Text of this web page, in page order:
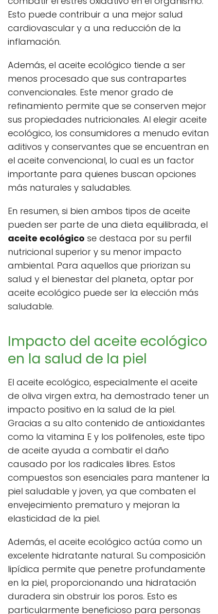
Esto puede contribuir a una mejor salud
cardiovascular y a una reducción de la
inflamación.
Además, el aceite ecológico tiende a ser
menos procesado que sus contrapartes
convencionales. Este menor grado de
refinamiento permite que se conserven mejor
sus propiedades nutricionales. Al elegir aceite
ecológico, los consumidores a menudo evitan
aditivos y conservantes que se encuentran en
el aceite convencional, lo cual es un factor
importante para quienes buscan opciones
más naturales y saludables.
En resumen, si bien ambos tipos de aceite
pueden ser parte de una dieta equilibrada, el
aceite ecológico se destaca por su perfil
nutricional superior y su menor impacto
ambiental. Para aquellos que priorizan su
salud y el bienestar del planeta, optar por
aceite ecológico puede ser la elección más
saludable.
Impacto del aceite ecológico
en la salud de la piel
El aceite ecológico, especialmente el aceite
de oliva virgen extra, ha demostrado tener un
impacto positivo en la salud de la piel.
Gracias a su alto contenido de antioxidantes
como la vitamina E y los polifenoles, este tipo
de aceite ayuda a combatir el daño
causado por los radicales libres. Estos
compuestos son esenciales para mantener la
piel saludable y joven, ya que combaten el
envejecimiento prematuro y mejoran la
elasticidad de la piel.
Además, el aceite ecológico actúa como un
excelente hidratante natural. Su composición
lipídica permite que penetre profundamente
en la piel, proporcionando una hidratación
duradera sin obstruir los poros. Esto es
particularmente beneficioso para personas